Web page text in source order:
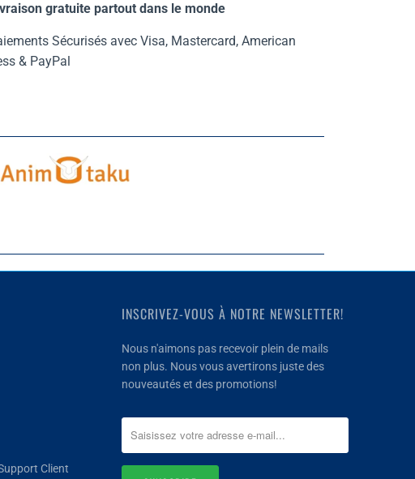
gratuite partout dans le monde
Sécurisés avec Visa, Mastercard, American
& PayPal
Client
INSCRIVEZ-VOUS À NOTRE NEWSLETTER!
Nous n'aimons pas recevoir plein de mails
non plus. Nous vous avertirons juste des
nouveautés et des promotions!